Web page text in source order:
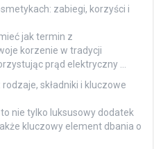
zabiegi, korzyści i
jak termin z
korzenie w tradycji
prąd elektryczny …
rodzaje, składniki i kluczowe
to nie tylko luksusowy dodatek
kluczowy element dbania o